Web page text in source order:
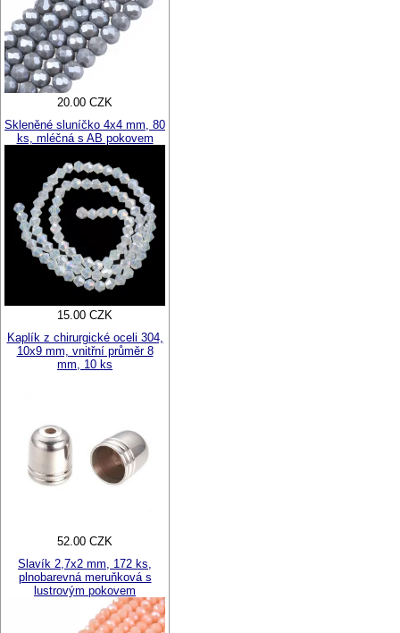
20.00 CZK
Skleněné sluníčko 4x4 mm, 80
ks, mléčná s AB pokovem
15.00 CZK
Kaplík z chirurgické oceli 304,
10x9 mm, vnitřní průměr 8
mm, 10 ks
52.00 CZK
Slavík 2,7x2 mm, 172 ks,
plnobarevná meruňková s
lustrovým pokovem